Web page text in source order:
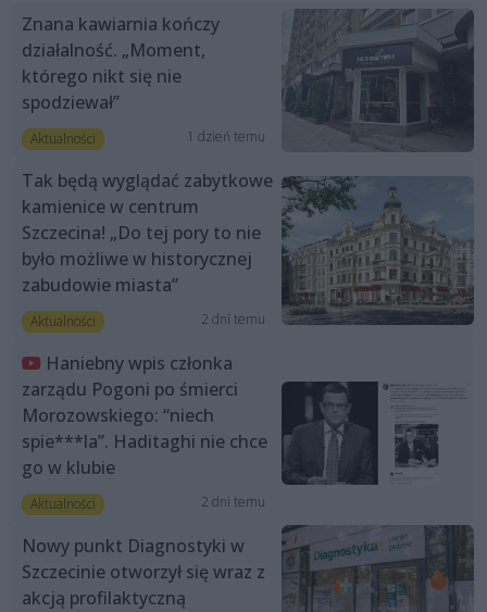
Znana kawiarnia kończy
działalność. „Moment,
którego nikt się nie
spodziewał”
Aktualności 1 dzień temu
Tak będą wyglądać zabytkowe
kamienice w centrum
Szczecina! „Do tej pory to nie
było możliwe w historycznej
zabudowie miasta”
Aktualności 2 dni temu
Haniebny wpis członka
zarządu Pogoni po śmierci
Morozowskiego: “niech
spie***la”. Haditaghi nie chce
go w klubie
Aktualności 2 dni temu
Nowy punkt Diagnostyki w
Szczecinie otworzył się wraz z
akcją profilaktyczną